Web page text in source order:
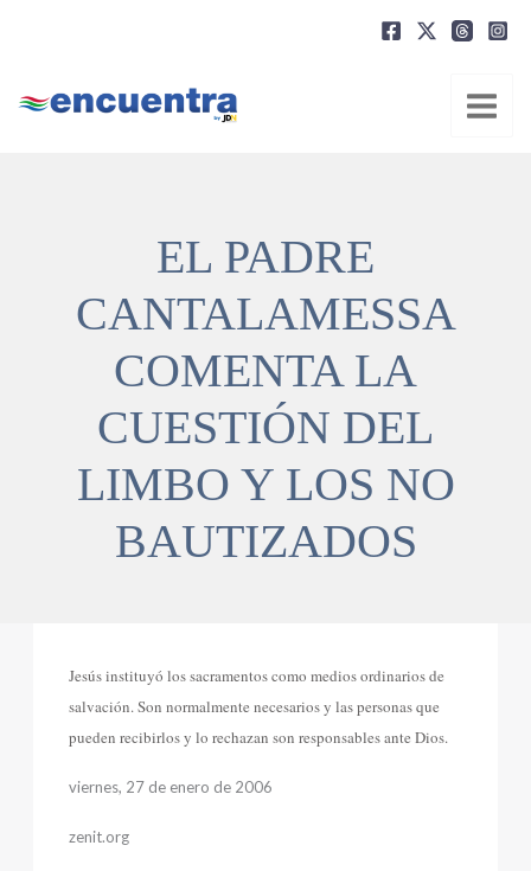
EL PADRE
CANTALAMESSA
COMENTA LA
CUESTIÓN DEL
LIMBO Y LOS NO
BAUTIZADOS
Jesús instituyó los sacramentos como medios ordinarios de
salvación. Son normalmente necesarios y las personas que
pueden recibirlos y lo rechazan son responsables ante Dios.
viernes, 27 de enero de 2006
zenit.org